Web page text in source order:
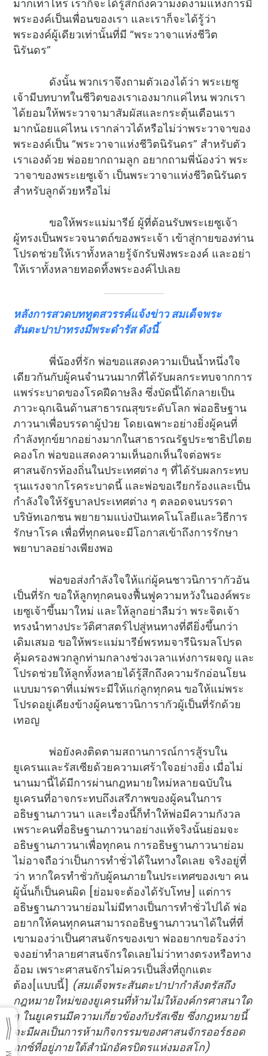
มากเท่าไหร่ เราก็จะได้รู้สึกถึงความงดงามแห่งการมี
พระองค์เป็นเพื่อนของเรา และเราก็จะได้รู้ว่า
พระองค์ผู้เดียวเท่านั้นที่มี “พระวาจาแห่งชีวิต
นิรันดร”
ดังนั้น พวกเราจึงถามตัวเองได้ว่า พระเยซู
เจ้ามีบทบาทในชีวิตของเราเองมากแค่ไหน พวกเรา
ได้ยอมให้พระวาจามาสัมผัสและกระตุ้นเตือนเรา
มากน้อยแค่ไหน เรากล่าวได้หรือไม่ว่าพระวาจาของ
พระองค์เป็น “พระวาจาแห่งชีวิตนิรันดร” สำหรับตัว
เราเองด้วย พ่ออยากถามลูก อยากถามพี่น้องว่า พระ
วาจาของพระเยซูเจ้า เป็นพระวาจาแห่งชีวิตนิรันดร
สำหรับลูกด้วยหรือไม่
ขอให้พระแม่มารีย์ ผู้ที่ต้อนรับพระเยซูเจ้า
ผู้ทรงเป็นพระวจนาตถ์ของพระเจ้า เข้าสู่กายของท่าน
โปรดช่วยให้เราทั้งหลายรู้จักรับฟังพระองค์ และอย่า
ให้เราทั้งหลายทอดทิ้งพระองค์ไปเลย
หลังการสวดบททูตสวรรค์แจ้งข่าว สมเด็จพระ
สันตะปาปาทรงมีพระดำรัส ดังนี้
พี่น้องที่รัก พ่อขอแสดงความเป็นน้ำหนึ่งใจ
เดียวกันกับผู้คนจำนวนมากที่ได้รับผลกระทบจากการ
แพร่ระบาดของโรคฝีดาษลิง ซึ่งบัดนี้ได้กลายเป็น
ภาวะฉุกเฉินด้านสาธารณสุขระดับโลก พ่ออธิษฐาน
ภาวนาเพื่อบรรดาผู้ป่วย โดยเฉพาะอย่างยิ่งผู้คนที่
กำลังทุกข์ยากอย่างมากในสาธารณรัฐประชาธิปไตย
คองโก พ่อขอแสดงความเห็นอกเห็นใจต่อพระ
ศาสนจักรท้องถิ่นในประเทศต่าง ๆ ที่ได้รับผลกระทบ
รุนแรงจากโรคระบาดนี้ และพ่อขอเรียกร้องและเป็น
กำลังใจให้รัฐบาลประเทศต่าง ๆ ตลอดจนบรรดา
บริษัทเอกชน พยายามแบ่งปันเทคโนโลยีและวิธีการ
รักษาโรค เพื่อที่ทุกคนจะมีโอกาสเข้าถึงการรักษา
พยาบาลอย่างเพียงพอ
พ่อขอส่งกำลังใจให้แก่ผู้คนชาวนิการากัวอัน
เป็นที่รัก ขอให้ลูกทุกคนจงฟื้นฟูความหวังในองค์พระ
เยซูเจ้าขึ้นมาใหม่ และให้ลูกอย่าลืมว่า พระจิตเจ้า
ทรงนำทางประวัติศาสตร์ไปสู่หนทางที่ดียิ่งขึ้นกว่า
เดิมเสมอ ขอให้พระแม่มารีย์พรหมจารีนิรมลโปรด
คุ้มครองพวกลูกท่ามกลางช่วงเวลาแห่งการผจญ และ
โปรดช่วยให้ลูกทั้งหลายได้รู้สึกถึงความรักอ่อนโยน
แบบมารดาที่แม่พระมีให้แก่ลูกทุกคน ขอให้แม่พระ
โปรดอยู่เคียงข้างผู้คนชาวนิการากัวผู้เป็นที่รักด้วย
เทอญ
พ่อยังคงติดตามสถานการณ์การสู้รบใน
ยูเครนและรัสเซียด้วยความเศร้าใจอย่างยิ่ง เมื่อไม่
นานมานี้ได้มีการผ่านกฎหมายใหม่หลายฉบับใน
ยูเครนที่อาจกระทบถึงเสรีภาพของผู้คนในการ
อธิษฐานภาวนา และเรื่องนี้ก็ทำให้พ่อมีความกังวล
เพราะคนที่อธิษฐานภาวนาอย่างแท้จริงนั้นย่อมจะ
อธิษฐานภาวนาเพื่อทุกคน การอธิษฐานภาวนาย่อม
ไม่อาจถือว่าเป็นการทำชั่วได้ในทางใดเลย จริงอยู่ที่
ว่า หากใครทำชั่วกับผู้คนภายในประเทศของเขา คน
ผู้นั้นก็เป็นคนผิด [ย่อมจะต้องได้รับโทษ] แต่การ
อธิษฐานภาวนาย่อมไม่มีทางเป็นการทำชั่วไปได้ พ่อ
อยากให้คนทุกคนสามารถอธิษฐานภาวนาได้ในที่ที่
เขามองว่าเป็นศาสนจักรของเขา พ่ออยากขอร้องว่า
จงอย่าทำลายศาสนจักรใดเลยไม่ว่าทางตรงหรือทาง
อ้อม เพราะศาสนจักรไม่ควรเป็นสิ่งที่ถูกแตะ
ต้อง[แบบนี้]
(สมเด็จพระสันตะปาปากำลังตรัสถึง
กฎหมายใหม่ของยูเครนที่ห้ามไม่ให้องค์กรศาสนาใด
ๆ ในยูเครนมีความเกี่ยวข้องกับรัสเซีย ซึ่งกฎหมายนี้
จะมีผลเป็นการห้ามกิจกรรมของศาสนจักรออร์ธอด
อกซ์ที่อยู่ภายใต้สำนักอัครบิดรแห่งมอสโก)